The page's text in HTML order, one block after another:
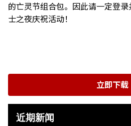
的亡灵节组合包。因此请一定登
士之夜庆祝活动！
立即下载
近期新闻